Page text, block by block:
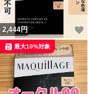
2,444円
最大10%対象